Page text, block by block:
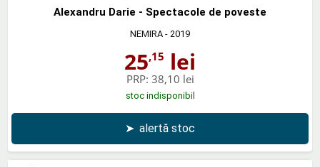
Alexandru Darie - Spectacole de poveste
NEMIRA - 2019
25,15 lei
PRP: 38,10 lei
stoc indisponibil
➤ alertă stoc